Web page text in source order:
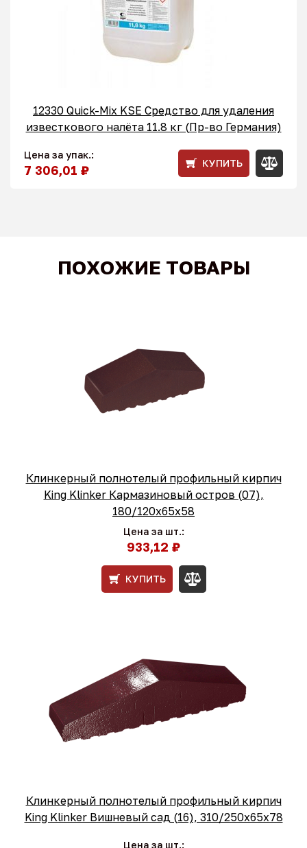
12330 Quick-Mix KSE Средство для удаления
известкового налёта 11.8 кг (Пр-во Германия)
Цена за упак.:
7 306,01 ₽ КУПИТЬ
ПОХОЖИЕ ТОВАРЫ
Клинкерный полнотелый профильный кирпич
King Klinker Кармазиновый остров (07),
180/120x65x58
Цена за шт.:
933,12 ₽
КУПИТЬ
Клинкерный полнотелый профильный кирпич
King Klinker Вишневый сад (16), 310/250x65x78
Цена за шт.: